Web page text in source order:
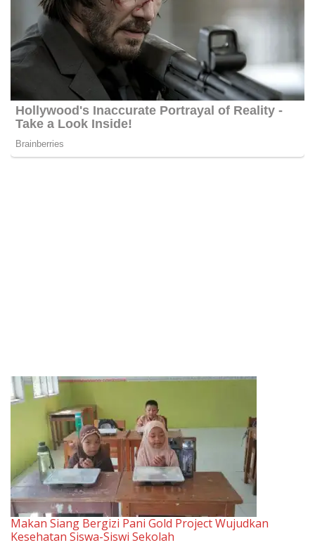
Makan Siang Bergizi Pani Gold Project Wujudkan
Kesehatan Siswa-Siswi Sekolah
Tanggal
1 Juli 2025
Sehubungan dengan
Daerah